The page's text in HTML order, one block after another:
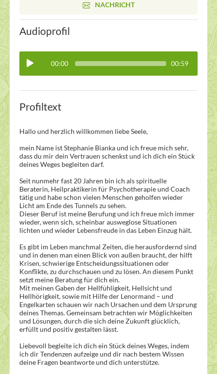
NACHRICHT
Audioprofil
00:00 00:59
Profiltext
Hallo und herzlich willkommen liebe Seele,
mein Name ist Stephanie Bianka und ich freue mich sehr,
dass du mir dein Vertrauen schenkst und ich dich ein Stück
deines Weges begleiten darf.
Seit nunmehr fast 20 Jahren bin ich als spirituelle
Beraterin, Heilpraktikerin für Psychotherapie und Coach
tätig und habe schon vielen Menschen geholfen wieder
Licht am Ende des Tunnels zu sehen.
Dieser Beruf ist meine Berufung und ich freue mich immer
wieder, wenn sich, scheinbar ausweglose Situationen
lichten und wieder Lebensfreude in das Leben Einzug hält.
Es gibt im Leben manchmal Zeiten, die herausfordernd sind
und in denen man einen Blick von außen braucht, der hilft
Krisen, schwierige Entscheidungssituationen oder
Konflikte, zu durchschauen und zu lösen. An diesem Punkt
setzt meine Beratung für dich ein.
Mit meinen Gaben der Hellfühligkeit, Hellsicht und
Hellhörigkeit, sowie mit Hilfe der Lenormand – und
Engelkarten schauen wir nach Ursachen und dem Ursprung
deines Themas. Gemeinsam betrachten wir Möglichkeiten
und Lösungen, durch die sich deine Zukunft glücklich,
erfüllt und positiv gestalten lässt.
Liebevoll begleite ich dich ein Stück deines Weges, indem
ich dir Tendenzen aufzeige und dir nach bestem Wissen
deine Fragen beantworte und dich unterstütze.